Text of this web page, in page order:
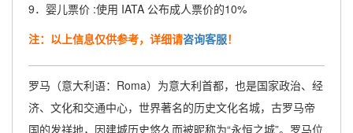
9．婴儿票价 :使用 IATA 公布成人票价的10%
注：以上信息仅供参考，详细请咨询客服！
罗马（意大利语：Roma）为意大利首都，也是国家政治、经
济、文化和交通中心，世界著名的历史文化名城，古罗马帝
国的发祥地，因建城历史悠久而被昵称为“永恒之城”。罗马位